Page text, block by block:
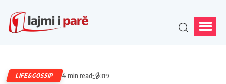
LIFE&GOSSIP 4 min read 319